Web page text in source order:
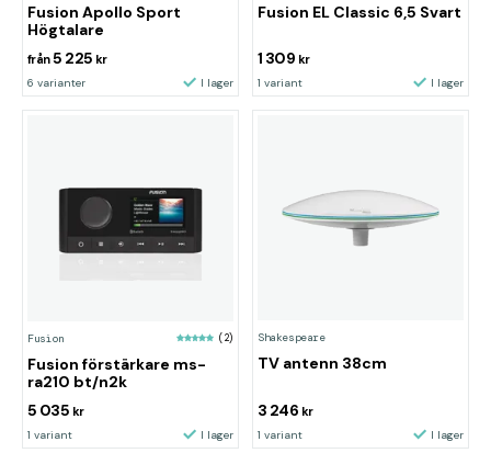
Fusion Apollo Sport
Högtalare
från5 225 kr
6 varianter I lager
Fusion EL Classic 6,5 Svart
1 309 kr
1 variant I lager
Fusion (2)
Fusion förstärkare ms-
ra210 bt/n2k
5 035 kr
1 variant I lager
Shakespeare
TV antenn 38cm
3 246 kr
1 variant I lager